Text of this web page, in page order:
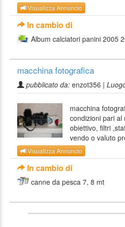
Visualizza Annuncio
In cambio di
Album calciatori panini 2005
macchina fotografica
pubblicato da: enzot356 |
macchina
condizioni pari
obiettivo, filtri
vendo o valuto
Visualizza Annuncio
In cambio di
canne da pesca 7, 8 mt